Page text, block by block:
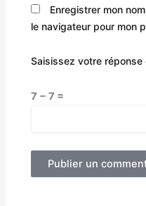
Enregistrer mon
le navigateur pour mon
Saisissez votre réponse
7 − 7 =